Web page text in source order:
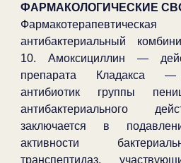
ФАРМАКОЛОГИЧЕСКИЕ
антибактериальный
10. Амоксициллин —
препарата Кладакса —
антибиотик группы
антибактериального
заключается в
активности
транспептидаз,